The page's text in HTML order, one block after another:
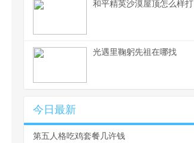
和平精英沙漠屋顶怎么样打
光遇里鞠躬先祖在哪找
今日最新
第五人格吃鸡套餐几许钱